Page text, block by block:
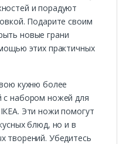
и порадуют
Подарите своим
новые грани
этих практичных
кухню более
с набором ножей для
Эти ножи помогут
блюд, но и в
творений. Убедитесь